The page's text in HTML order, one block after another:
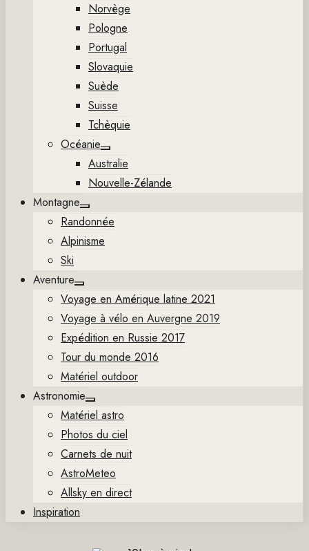
Norvège
Pologne
Portugal
Slovaquie
Suède
Suisse
Tchèquie
Océanie
Show
sub
menu
Australie
Nouvelle-Zélande
Montagne
Show
sub
menu
Randonnée
Alpinisme
Ski
Aventure
Show
sub
menu
Voyage en Amérique latine 2021
Voyage à vélo en Auvergne 2019
Expédition en Russie 2017
Tour du monde 2016
Matériel outdoor
Astronomie
Show
sub
menu
Matériel astro
Photos du ciel
Carnets de nuit
AstroMeteo
Allsky en direct
Inspiration